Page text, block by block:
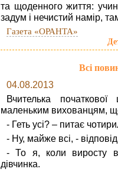
та щоденного життя:
задум і нечистий намір,
Газета «ОРАНТА»
Всі
04.08.2013
Вчителька
маленьким вихованцям,
- Геть усі? – питає
- Ну, майже всі, -
- То я, коли виросту
дівчинка.